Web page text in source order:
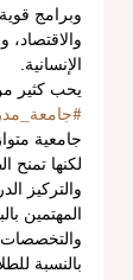
وبرامج
الإنسانية.
يحب كثير
جامعية
لكنها تمنح
والتركيز
المهتمين
والتخصصات
بالنسبة